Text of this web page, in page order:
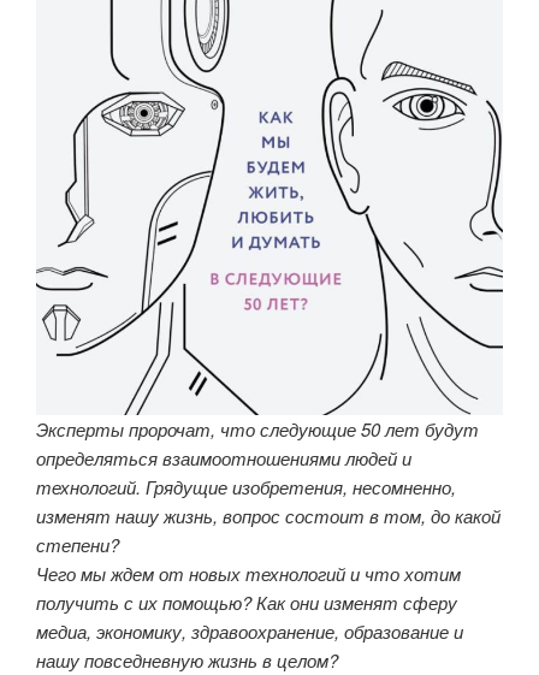
Эксперты пророчат, что следующие 50 лет будут
определяться взаимоотношениями людей и
технологий. Грядущие изобретения, несомненно,
изменят нашу жизнь, вопрос состоит в том, до какой
степени?
Чего мы ждем от новых технологий и что хотим
получить с их помощью? Как они изменят сферу
медиа, экономику, здравоохранение, образование и
нашу повседневную жизнь в целом?